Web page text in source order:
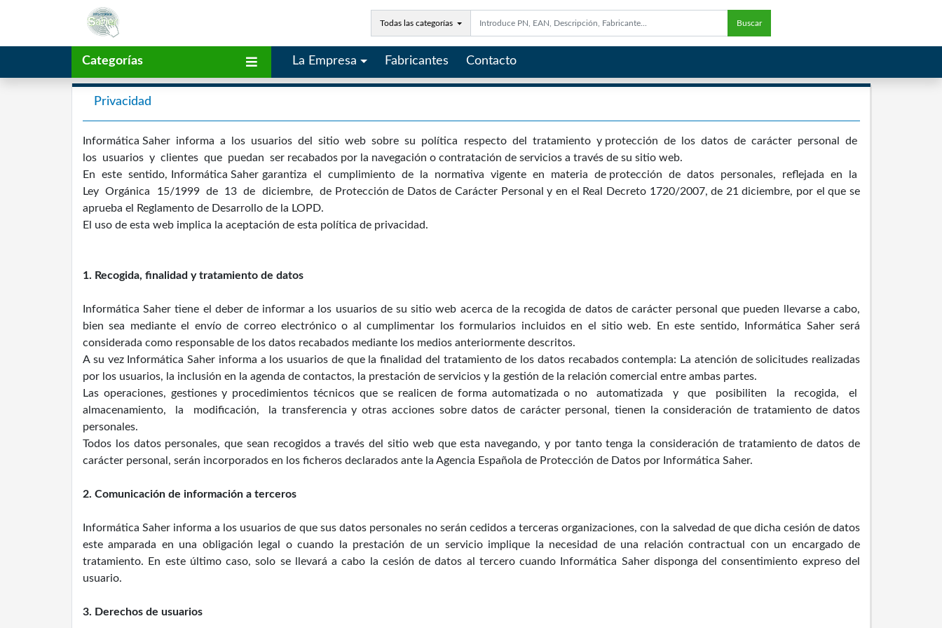
Todas las categorías Buscar
Categorías La Empresa Fabricantes Contacto
Privacidad
Informática Saher informa a los usuarios del sitio web sobre su política respecto del tratamiento y protección de los datos de carácter personal de
los usuarios y clientes que puedan ser recabados por la navegación o contratación de servicios a través de su sitio web.
En este sentido, Informática Saher garantiza el cumplimiento de la normativa vigente en materia de protección de datos personales, reflejada en la
Ley Orgánica 15/1999 de 13 de diciembre, de Protección de Datos de Carácter Personal y en el Real Decreto 1720/2007, de 21 diciembre, por el que se
aprueba el Reglamento de Desarrollo de la LOPD.
El uso de esta web implica la aceptación de esta política de privacidad.
1. Recogida, finalidad y tratamiento de datos
Informática Saher tiene el deber de informar a los usuarios de su sitio web acerca de la recogida de datos de carácter personal que pueden llevarse a cabo,
bien sea mediante el envío de correo electrónico o al cumplimentar los formularios incluidos en el sitio web. En este sentido, Informática Saher será
considerada como responsable de los datos recabados mediante los medios anteriormente descritos.
A su vez Informática Saher informa a los usuarios de que la finalidad del tratamiento de los datos recabados contempla: La atención de solicitudes realizadas
por los usuarios, la inclusión en la agenda de contactos, la prestación de servicios y la gestión de la relación comercial entre ambas partes.
Las operaciones, gestiones y procedimientos técnicos que se realicen de forma automatizada o no automatizada y que posibiliten la recogida, el
almacenamiento, la modificación, la transferencia y otras acciones sobre datos de carácter personal, tienen la consideración de tratamiento de datos
personales.
Todos los datos personales, que sean recogidos a través del sitio web que esta navegando, y por tanto tenga la consideración de tratamiento de datos de
carácter personal, serán incorporados en los ficheros declarados ante la Agencia Española de Protección de Datos por Informática Saher.
2. Comunicación de información a terceros
Informática Saher informa a los usuarios de que sus datos personales no serán cedidos a terceras organizaciones, con la salvedad de que dicha cesión de datos
este amparada en una obligación legal o cuando la prestación de un servicio implique la necesidad de una relación contractual con un encargado de
tratamiento. En este último caso, solo se llevará a cabo la cesión de datos al tercero cuando Informática Saher disponga del consentimiento expreso del
usuario.
3. Derechos de usuarios